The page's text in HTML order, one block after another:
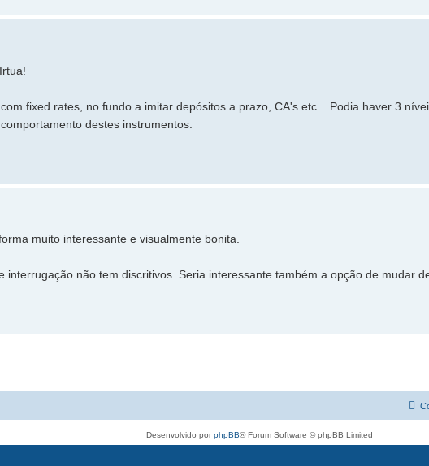
fixed rates, no fundo a imitar depósitos a prazo, CA's etc... Podia haver 3
destes instrumentos.
muito interessante e visualmente bonita.
interrugação não tem discritivos. Seria interessante também a opção de mudar
Desenvolvido porphpBB® Forum Software © phpBB Limited